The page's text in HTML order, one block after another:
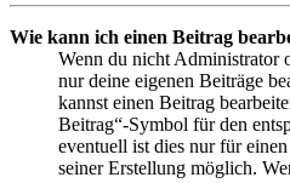
Wie kann ich einen Beitrag
Wenn du nicht Administrator
nur deine eigenen Beiträge
kannst einen Beitrag
Beitrag“-Symbol für den
eventuell ist dies nur für
seiner Erstellung möglich.